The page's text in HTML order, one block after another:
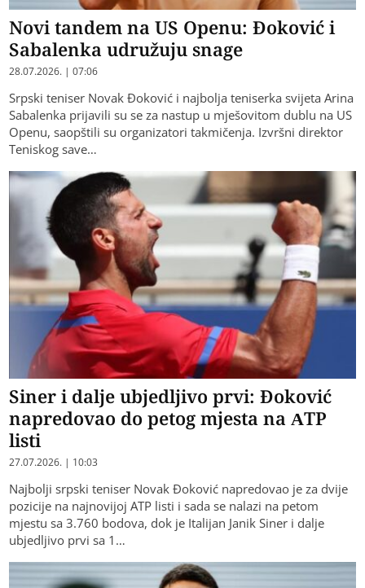
Novi tandem na US Openu: Đoković i
Sabalenka udružuju snage
28.07.2026. | 07:06
Srpski teniser Novak Đoković i najbolja teniserka svijeta Arina
Sabalenka prijavili su se za nastup u mješovitom dublu na US
Openu, saopštili su organizatori takmičenja. Izvršni direktor
Teniskog save…
Siner i dalje ubjedljivo prvi: Đoković
napredovao do petog mjesta na ATP
listi
27.07.2026. | 10:03
Najbolji srpski teniser Novak Đoković napredovao je za dvije
pozicije na najnovijoj ATP listi i sada se nalazi na petom
mjestu sa 3.760 bodova, dok je Italijan Janik Siner i dalje
ubjedljivo prvi sa 1…